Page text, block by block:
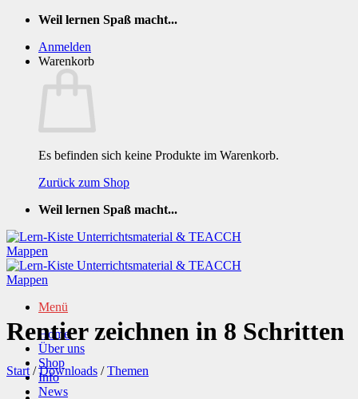
Zum
springen
Weil lernen Spaß macht...
Anmelden
Warenkorb
Es befinden sich keine Produkte im Warenkorb.
Zurück zum Shop
Weil lernen Spaß macht...
Menü
Home
Über uns
Shop
Info
News
Rentier zeichnen in 8 Schritten
Start / Downloads / Themen